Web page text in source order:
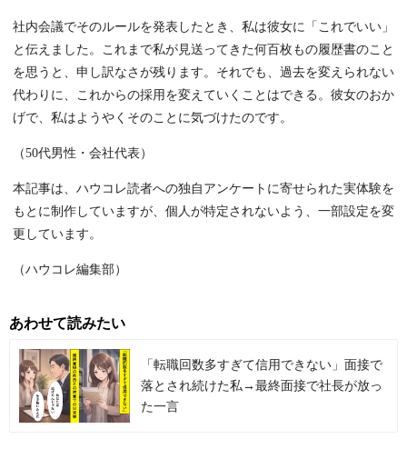
社内会議でそのルールを発表したとき、私は彼女に「これでいい」
と伝えました。これまで私が見送ってきた何百枚もの履歴書のこと
を思うと、申し訳なさが残ります。それでも、過去を変えられない
代わりに、これからの採用を変えていくことはできる。彼女のおか
げで、私はようやくそのことに気づけたのです。
（50代男性・会社代表）
本記事は、ハウコレ読者への独自アンケートに寄せられた実体験を
もとに制作していますが、個人が特定されないよう、一部設定を変
更しています。
（ハウコレ編集部）
あわせて読みたい
「転職回数多すぎて信用できない」面接で
落とされ続けた私→最終面接で社長が放っ
た一言